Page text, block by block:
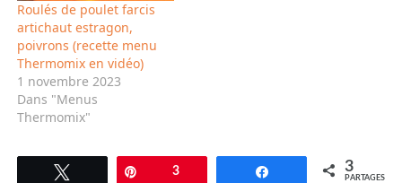
Roulés de poulet farcis
artichaut estragon,
poivrons (recette menu
Thermomix en vidéo)
1 novembre 2023
Dans "Menus
Thermomix"
Tweetez Épingle
3 Partagez 3
PARTAGES